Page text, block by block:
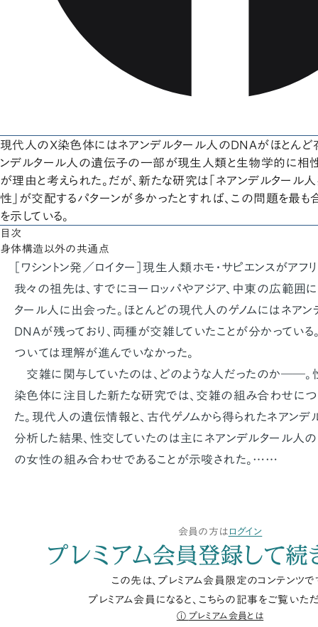
現代人のX染色体にはネアンデルタール人のDNAがほとんど
ンデルタール人の遺伝子の一部が現生人類と生物学的に相性
が理由と考えられた。だが、新たな研究は「ネアンデルタール
性」が交配するパターンが多かったとすれば、この問題を最も
を示している。
目次
身体構造以外の共通点
［ワシントン発／ロイター］現生人類ホモ・サピエンスがアフ
我々の祖先は、すでにヨーロッパやアジア、中東の広範囲
タール人に出会った。ほとんどの現代人のゲノムにはネア
DNAが残っており、両種が交雑していたことが分かっている
ついては理解が進んでいなかった。
交雑に関与していたのは、どのような人だったのか――
染色体に注目した新たな研究では、交雑の組み合わせに
た。現代人の遺伝情報と、古代ゲノムから得られたネアン
分析した結果、性交していたのは主にネアンデルタール人の
の女性の組み合わせであることが示唆された。……
会員の方は ログイン
プレミアム会員登録して続
この先は、プレミアム会員限定のコンテンツで
プレミアム会員になると、こちらの記事をご覧いただ
プレミアム会員とは